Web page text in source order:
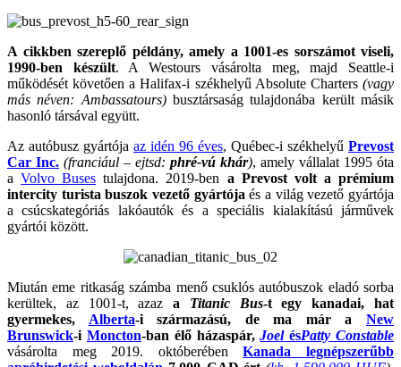
A cikkben szereplő példány, amely a 1001-es sorszámot viseli,
1990-ben készült. A Westours vásárolta meg, majd Seattle-i
működését követően a Halifax-i székhelyű Absolute Charters (vagy
más néven: Ambassatours)busztársaság tulajdonába került másik
hasonló társával együtt.
Az autóbusz gyártója az idén 96 éves, Québec-i székhelyű Prevost
Car Inc. (franciául – ejtsd: phré-vú khár), amely vállalat 1995 óta
aVolvo Buses tulajdona. 2019-ben a Prevost volt a prémium
intercity turista buszok vezető gyártója és a világ vezető gyártója
a csúcskategóriás lakóautók és a speciális kialakítású járművek
gyártói között.
Miután eme ritkaság számba menő csuklós autóbuszok eladó sorba
kerültek, az 1001-t, azaza Titanic Bus-t egy
kanadai, hat
gyermekes, Alberta-i származású, de ma már aNew
Brunswick-i Moncton-ban élő házaspár, JoelésPatty Constable
vásárolta meg 2019. októberébenKanada legnépszerűbb